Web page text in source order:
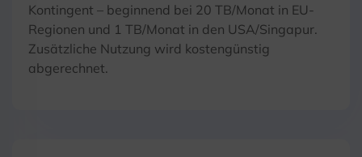
Kontingent – ​​beginnend bei 20 TB/Monat in EU-
Regionen und 1 TB/Monat in den USA/Singapur.
Zusätzliche Nutzung wird kostengünstig
abgerechnet.